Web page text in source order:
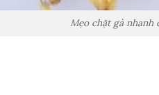
Mẹo chặt gà nhanh